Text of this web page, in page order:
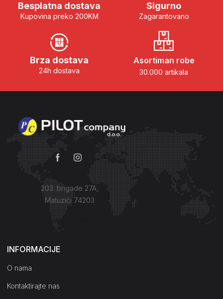
Besplatna dostava
Kupovina preko 200KM
Sigurno
Zagarantovano
Brza dostava
24h dostava
Asortiman robe
30.000 artikala
203. brigade 27A,
Matuzići 74203
Kako do nas?
INFORMACIJE
O nama
Kontaktirajte nas